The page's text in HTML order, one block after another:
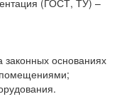
основаниях
помещениями;